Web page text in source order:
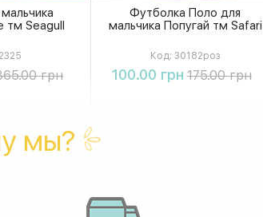
тм Seagull
грн
Футболка Поло для
мальчика Попугай тм Safari
Код: 30182роз
100.00 грн 175.00 грн
Купить
мы?